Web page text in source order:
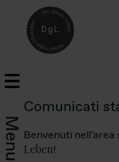
Menu
Comunicati
Benvenuti
Leben!